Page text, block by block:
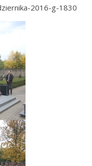
2016-g-1830